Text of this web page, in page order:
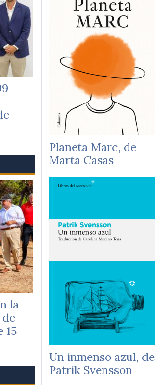
la
15
Planeta Marc, de
Marta Casas
Un inmenso azul, de
Patrik Svensson